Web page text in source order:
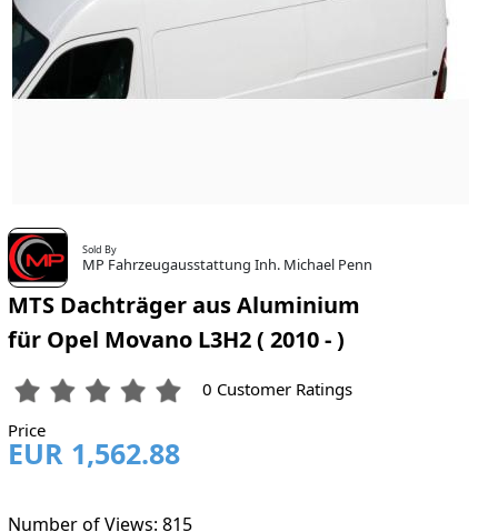
Sold By
MP Fahrzeugausstattung Inh. Michael Penn
MTS Dachträger aus Aluminium
für Opel Movano L3H2 ( 2010 - )
0 Customer Ratings
Price
EUR 1,562.88
Number of Views: 815